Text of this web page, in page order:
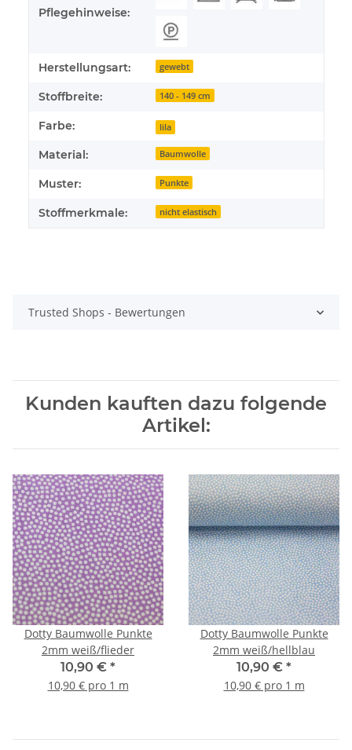
Pflegehinweise:
Herstellungsart: gewebt
Stoffbreite: 140 - 149 cm
Farbe: lila
Material: Baumwolle
Muster: Punkte
Stoffmerkmale: nicht elastisch
Trusted Shops - Bewertungen
Kunden kauften dazu folgende
Artikel:
Dotty Baumwolle Punkte
2mm weiß/flieder
10,90 € *
10,90 € pro 1 m
Dotty Baumwolle Punkte
2mm weiß/hellblau
10,90 € *
10,90 € pro 1 m